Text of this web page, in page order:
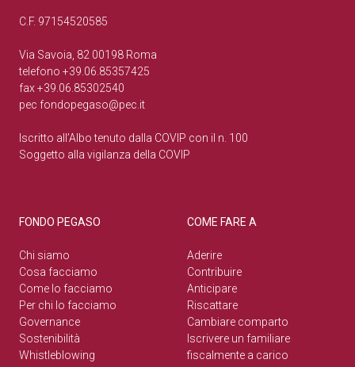
C.F. 97154520585
Via Savoia, 82 00198 Roma
telefono +39.06.85357425
fax +39.06.85302540
pec fondopegaso@pec.it
Iscritto all’Albo tenuto dalla COVIP con il n. 100
Soggetto alla vigilanza della COVIP
FONDO PEGASO
Chi siamo
Cosa facciamo
Come lo facciamo
Per chi lo facciamo
Governance
Sostenibilità
Whistleblowing
COME FARE A
Aderire
Contribuire
Anticipare
Riscattare
Cambiare comparto
Iscrivere un familiare
fiscalmente a carico